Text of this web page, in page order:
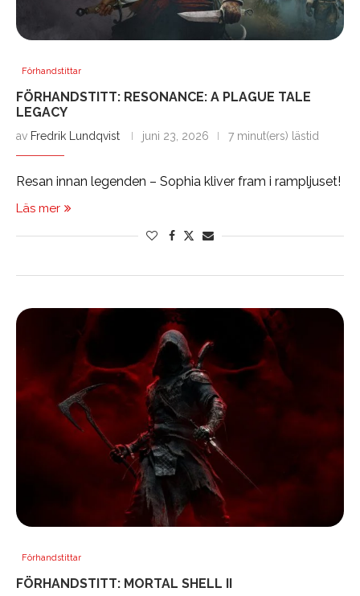
Förhandstittar
FÖRHANDSTITT: RESONANCE: A PLAGUE TALE
LEGACY
av Fredrik Lundqvist juni 23, 2026 7 minut(ers) lästid
Resan innan legenden – Sophia kliver fram i rampljuset!
Läs mer
Förhandstittar
FÖRHANDSTITT: MORTAL SHELL II